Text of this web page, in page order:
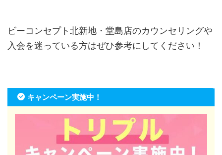
ビーコンセプト北新地・堂島店のカウンセリングや
入会を迷っている方はぜひ参考にしてください！
キャンペーン実施中！